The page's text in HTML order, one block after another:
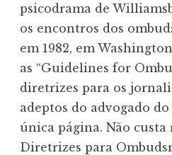
psicodrama de
os encontros dos
em 1982, em
as “Guidelines for
diretrizes para os
adeptos do advogado
única página. Não custa
Diretrizes para